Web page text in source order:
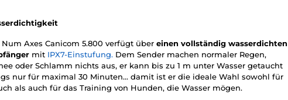
Num Axes Canicom 5.800 verfügt über einen vollständig wasserdichten
mit IPX7-Einstufung. Dem Sender machen normaler Regen,
oder Schlamm nichts aus, er kann bis zu 1 m unter Wasser getaucht
nur für maximal 30 Minuten... damit ist er die ideale Wahl sowohl für
als auch für das Training von Hunden, die Wasser mögen.